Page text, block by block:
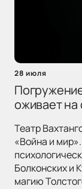
28 июля
оживает на
Театр
«Война и
Болконских и
магию